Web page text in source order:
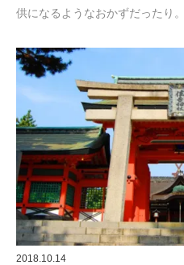
供になるようなおかずだったり
2018.10.14